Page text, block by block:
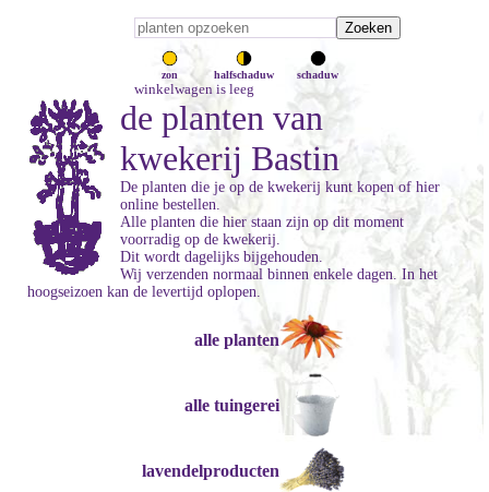
zon halfschaduw schaduw
winkelwagen is leeg
de planten van
kwekerij Bastin
De planten die je op de kwekerij kunt kopen of hier
online bestellen.
Alle planten die hier staan zijn op dit moment
voorradig op de kwekerij.
Dit wordt dagelijks bijgehouden.
Wij verzenden normaal binnen enkele dagen. In het
hoogseizoen kan de levertijd oplopen.
alle planten
alle tuingerei
lavendelproducten